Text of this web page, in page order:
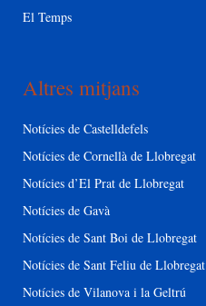
El Temps
Altres mitjans
Notícies de Castelldefels
Notícies de Cornellà de Llobregat
Notícies d’El Prat de Llobregat
Notícies de Gavà
Notícies de Sant Boi de Llobregat
Notícies de Sant Feliu de Llobregat
Notícies de Vilanova i la Geltrú